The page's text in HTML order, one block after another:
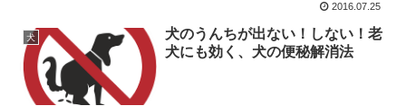
2016.07.25
犬
犬のうんちが出ない！しない！老
犬にも効く、犬の便秘解消法